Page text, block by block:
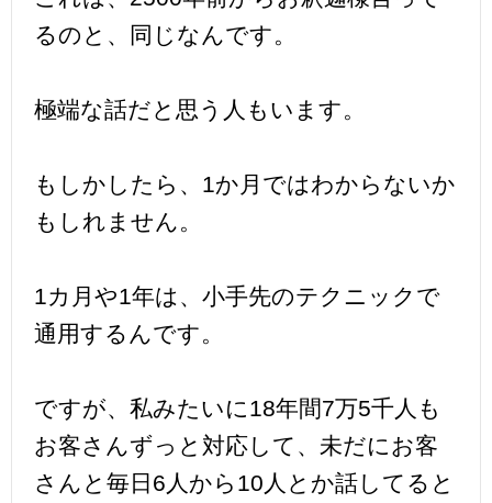
るのと、同じなんです。
極端な話だと思う人もいます。
もしかしたら、1か月ではわからないか
もしれません。
1カ月や1年は、小手先のテクニックで
通用するんです。
ですが、私みたいに18年間7万5千人も
お客さんずっと対応して、未だにお客
さんと毎日6人から10人とか話してると